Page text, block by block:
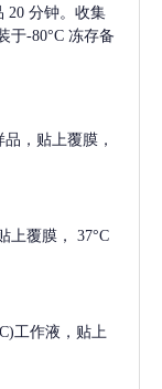
20 分钟。收集
于-80°C 冻存备
，贴上覆膜，
上覆膜， 37°C
工作液，贴上